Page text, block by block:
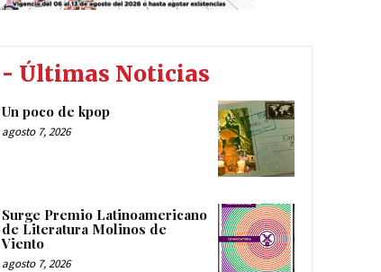
- Últimas Noticias
Un poco de kpop
agosto 7, 2026
Surge Premio Latinoamericano
de Literatura Molinos de
Viento
agosto 7, 2026